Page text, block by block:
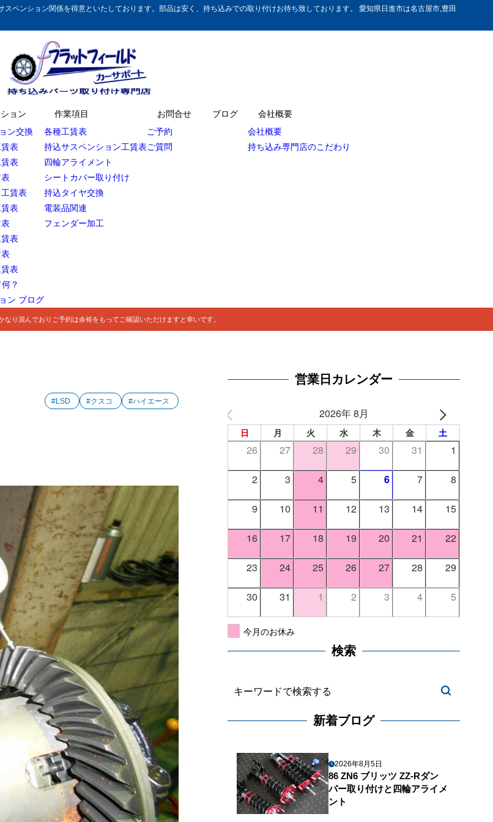
ペンション関係を得意といたしております。部品は安く、持ち込みでの取り付けお待ち致しております。 愛知県日進市は名古屋市,豊田
ョン
ン交換
賃表
表
賃表
表
表
表
？
ン ブログ
作業項目
各種工賃表
持込サスペンション工賃表
四輪アライメント
シートカバー取り付け
持込タイヤ交換
電装品関連
フェンダー加工
お問合せ
ご予約
ご質問
ブログ
会社概要
会社概要
持ち込み専門店のこだわり
なり混んでおりご予約は余裕をもってご確認いただけますと幸いです。
#LSD #クスコ #ハイエース
営業日カレンダー
2026年 8月
日 月 火 水 木 金 土
26 27 28 29 30 31 1
2 3 4 5 6 7 8
9 10 11 12 13 14 15
16 17 18 19 20 21 22
23 24 25 26 27 28 29
30 31 1 2 3 4 5
今月のお休み
検索
新着ブログ
2026年8月5日
86 ZN6 ブリッツ ZZ-Rダン
パー取り付けと四輪アライメ
ント